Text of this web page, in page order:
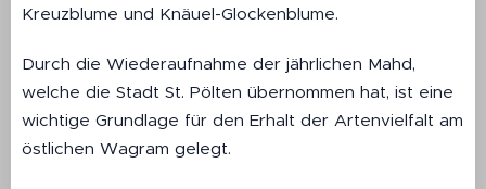
Kreuzblume und Knäuel-Glockenblume.
Durch die Wiederaufnahme der jährlichen Mahd,
welche die Stadt St. Pölten übernommen hat, ist eine
wichtige Grundlage für den Erhalt der Artenvielfalt am
östlichen Wagram gelegt.